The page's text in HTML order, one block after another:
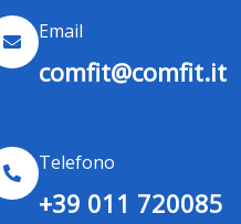
Email
comfit@comfit.it
Telefono
+39 011 720085